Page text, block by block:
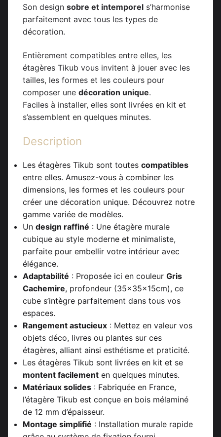
Son design sobre et intemporel s’harmonise
parfaitement avec tous les types de
décoration.
Entièrement compatibles entre elles, les
étagères Tikub vous invitent à jouer avec les
tailles, les formes et les couleurs pour
composer une décoration unique.
Faciles à installer, elles sont livrées en kit et
s’assemblent en quelques minutes.
Description
Les étagères Tikub sont toutes compatibles
entre elles. Amusez-vous à combiner les
dimensions, les formes et les couleurs pour
créer une décoration unique. Découvrez notre
gamme variée de modèles.
Un design raffiné : Une étagère murale
cubique au style moderne et minimaliste,
parfaite pour embellir votre intérieur avec
élégance.
Adaptabilité : Proposée ici en couleur Gris
Cachemire, profondeur (35x35x15cm), ce
cube s’intègre parfaitement dans tous vos
espaces.
Rangement astucieux : Mettez en valeur vos
objets déco, livres ou plantes sur ces
étagères, alliant ainsi esthétisme et praticité.
Les étagères Tikub sont livrées en kit et se
montent facilement en quelques minutes.
Matériaux solides : Fabriquée en France,
l’étagère Tikub est conçue en bois mélaminé
de 12 mm d’épaisseur.
Montage simplifié : Installation murale rapide